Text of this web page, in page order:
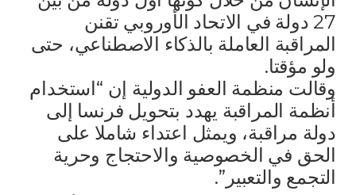
27 دولة في الاتحاد الأوروبي تقنن
المراقبة العاملة بالذكاء الاصطناعي، حتى
ولو مؤقتا.
وقالت منظمة العفو الدولية إن “استخدام
أنظمة المراقبة يهدد بتحويل فرنسا إلى
دولة مراقبة، ويمثل اعتداء شاملا على
الحق في الخصوصية والاحتجاج وحرية
التجمع والتعبير”.